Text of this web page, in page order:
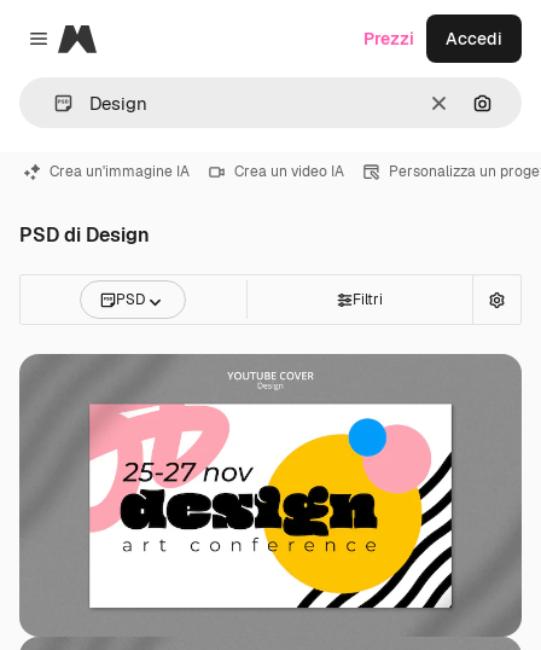
Close menu
Magnific
CancellaCerca
Prezzi Accedi
Crea un'immagine IA Crea un video IA Personalizza un
PSD di Design
PSD Filtri